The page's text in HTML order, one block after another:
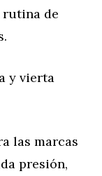
rutina de
y vierta
las marcas
presión,